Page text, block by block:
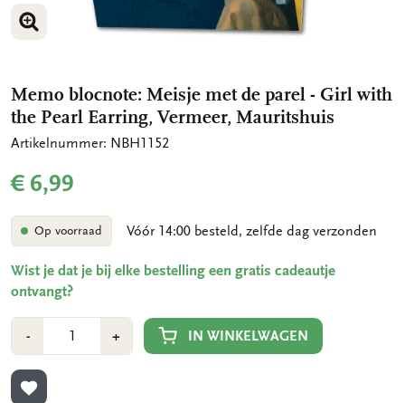
VERGROOT AFBEELDING
VERGROOT AFBEELDING
Memo blocnote: Meisje met de parel - Girl with
the Pearl Earring, Vermeer, Mauritshuis
Artikelnummer: NBH1152
€ 6,99
Op voorraad Vóór 14:00 besteld, zelfde dag verzonden
Wist je dat je bij elke bestelling een gratis cadeautje
ontvangt?
-Min
1
+Plus
1
IN WINKELWAGEN